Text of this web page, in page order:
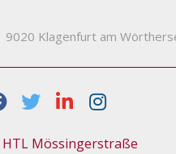
9020 Klagenfurt am
HTL Mössingerstraße